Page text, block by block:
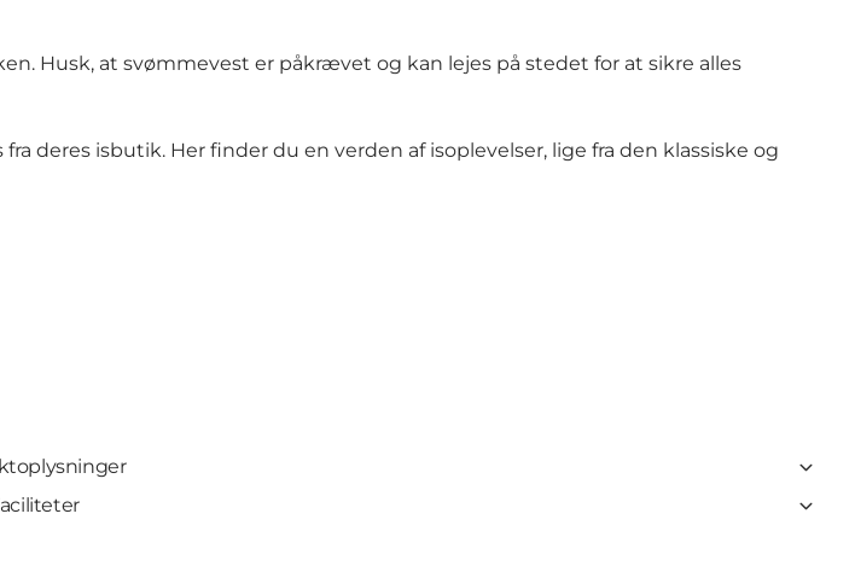
Husk, at svømmevest er påkrævet og kan lejes på stedet for at sikre alles
deres isbutik. Her finder du en verden af isoplevelser, lige fra den klassiske og